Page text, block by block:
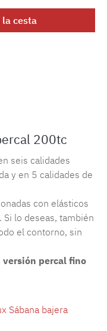
la
la cesta
200tc
seis calidades
y en 5 calidades de
con elásticos
Si lo deseas, también
el contorno, sin
percal fino
Sábana bajera